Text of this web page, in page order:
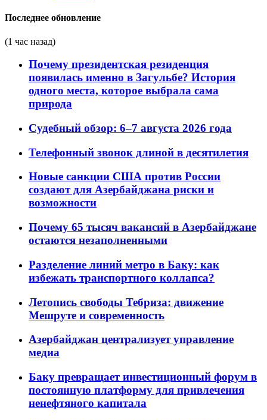
Последнее обновление
(1 час назад)
Почему президентская резиденция
появилась именно в Загульбе? История
одного места, которое выбрала сама
природа
Судебный обзор: 6–7 августа 2026 года
Телефонный звонок длиной в десятилетия
Новые санкции США против России
создают для Азербайджана риски и
возможности
Почему 65 тысяч вакансий в Азербайджане
остаются незаполненными
Разделение линий метро в Баку: как
избежать транспортного коллапса?
Летопись свободы Тебриза: движение
Мешруте и современность
Азербайджан централизует управление
медиа
Баку превращает инвестиционный форум в
постоянную платформу для привлечения
ненефтяного капитала